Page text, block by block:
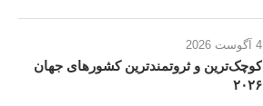
4 آگوست 2026
کوچک‌ترین و ثروتمندترین کشورهای جهان
۲۰۲۶